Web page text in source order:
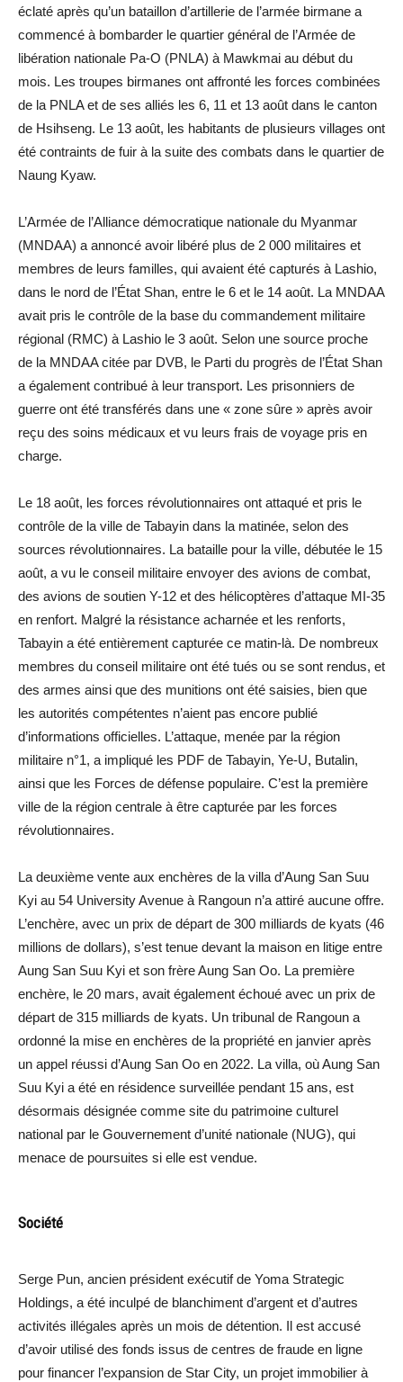
éclaté après qu’un bataillon d’artillerie de l’armée birmane a
commencé à bombarder le quartier général de l’Armée de
libération nationale Pa-O (PNLA) à Mawkmai au début du
mois. Les troupes birmanes ont affronté les forces combinées
de la PNLA et de ses alliés les 6, 11 et 13 août dans le canton
de Hsihseng. Le 13 août, les habitants de plusieurs villages ont
été contraints de fuir à la suite des combats dans le quartier de
Naung Kyaw.
L’Armée de l’Alliance démocratique nationale du Myanmar
(MNDAA) a annoncé avoir libéré plus de 2 000 militaires et
membres de leurs familles, qui avaient été capturés à Lashio,
dans le nord de l’État Shan, entre le 6 et le 14 août. La MNDAA
avait pris le contrôle de la base du commandement militaire
régional (RMC) à Lashio le 3 août. Selon une source proche
de la MNDAA citée par DVB, le Parti du progrès de l’État Shan
a également contribué à leur transport. Les prisonniers de
guerre ont été transférés dans une « zone sûre » après avoir
reçu des soins médicaux et vu leurs frais de voyage pris en
charge.
Le 18 août, les forces révolutionnaires ont attaqué et pris le
contrôle de la ville de Tabayin dans la matinée, selon des
sources révolutionnaires. La bataille pour la ville, débutée le 15
août, a vu le conseil militaire envoyer des avions de combat,
des avions de soutien Y-12 et des hélicoptères d’attaque MI-35
en renfort. Malgré la résistance acharnée et les renforts,
Tabayin a été entièrement capturée ce matin-là. De nombreux
membres du conseil militaire ont été tués ou se sont rendus, et
des armes ainsi que des munitions ont été saisies, bien que
les autorités compétentes n’aient pas encore publié
d’informations officielles. L’attaque, menée par la région
militaire n°1, a impliqué les PDF de Tabayin, Ye-U, Butalin,
ainsi que les Forces de défense populaire. C’est la première
ville de la région centrale à être capturée par les forces
révolutionnaires.
La deuxième vente aux enchères de la villa d’Aung San Suu
Kyi au 54 University Avenue à Rangoun n’a attiré aucune offre.
L’enchère, avec un prix de départ de 300 milliards de kyats (46
millions de dollars), s’est tenue devant la maison en litige entre
Aung San Suu Kyi et son frère Aung San Oo. La première
enchère, le 20 mars, avait également échoué avec un prix de
départ de 315 milliards de kyats. Un tribunal de Rangoun a
ordonné la mise en enchères de la propriété en janvier après
un appel réussi d’Aung San Oo en 2022. La villa, où Aung San
Suu Kyi a été en résidence surveillée pendant 15 ans, est
désormais désignée comme site du patrimoine culturel
national par le Gouvernement d’unité nationale (NUG), qui
menace de poursuites si elle est vendue.
Société
Serge Pun, ancien président exécutif de Yoma Strategic
Holdings, a été inculpé de blanchiment d’argent et d’autres
activités illégales après un mois de détention. Il est accusé
d’avoir utilisé des fonds issus de centres de fraude en ligne
pour financer l’expansion de Star City, un projet immobilier à